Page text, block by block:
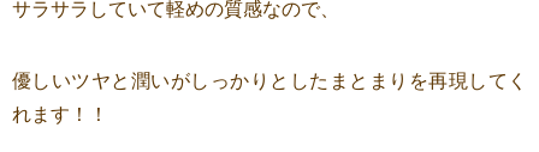
サラサラしていて軽めの質感なので、
優しいツヤと潤いがしっかりとしたまとまりを再現してく
れます！！